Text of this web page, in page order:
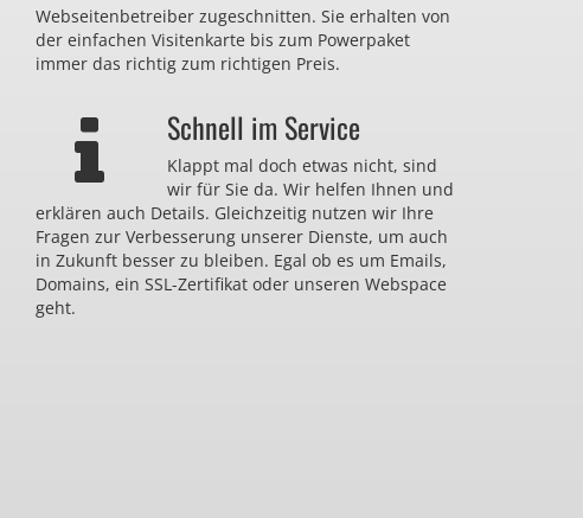
Webseitenbetreiber zugeschnitten. Sie erhalten von
der einfachen Visitenkarte bis zum Powerpaket
immer das richtig zum richtigen Preis.
Schnell im Service
Klappt mal doch etwas nicht, sind
wir für Sie da. Wir helfen Ihnen und
erklären auch Details. Gleichzeitig nutzen wir Ihre
Fragen zur Verbesserung unserer Dienste, um auch
in Zukunft besser zu bleiben. Egal ob es um Emails,
Domains, ein SSL-Zertifikat oder unseren Webspace
geht.